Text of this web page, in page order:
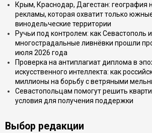
Крым, Краснодар, Дагестан: география
рекламы, которая охватит только
винодельческие территории
Ручьи под контролем: как Севастополь
многострадальные ливнёвки прошли
июля 2026 года
Проверка на антиплагиат диплома в
искусственного интеллекта: как
миллионы на борьбу с ветряными
Севастопольцам помогут решить
условия для получения поддержки
Выбор редакции